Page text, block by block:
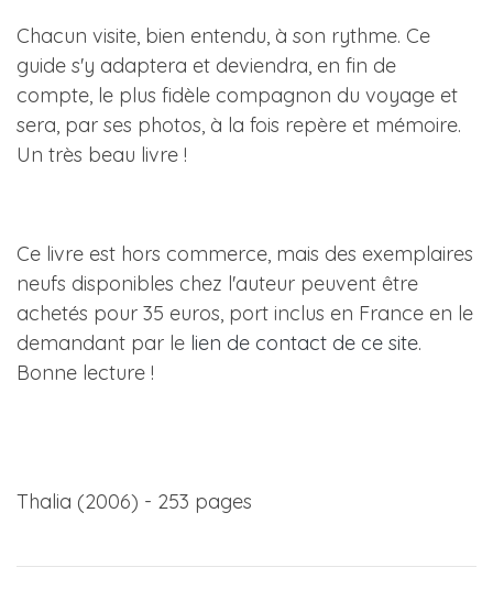
Chacun visite, bien entendu, à son rythme. Ce
guide s'y adaptera et deviendra, en fin de
compte, le plus fidèle compagnon du voyage et
sera, par ses photos, à la fois repère et mémoire.
Un très beau livre !
Ce livre est hors commerce, mais des exemplaires
neufs disponibles chez l'auteur peuvent être
achetés pour 35 euros, port inclus en France en le
demandant par le lien de contact de ce site.
Bonne lecture !
Thalia (2006) - 253 pages